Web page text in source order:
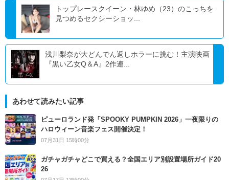
トップレースクイーン・林ゆめ（23）のこっちを
見つめるセクシーショッ...
浅川梨奈が大どんでん返しホラーに挑む！主演映画
『黒い乙女Q＆A』2作連...
あわせて読みたい記事
ピューロランド発「SPOOKY PUMPKIN 2026」一夜限りの
ハロウィーン音楽フェス開催決定！
07月31日 15時00分
ガチャガチャどこで買える？全国エリア別設置場所ガイド20
26